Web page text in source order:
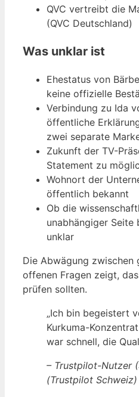
QVC vertreibt die
(QVC Deutschland)
Was unklar ist
Ehestatus von
keine offizielle
Verbindung zu Ida
öffentliche
zwei separate
Zukunft der TV-
Statement zu
Wohnort der
öffentlich bekannt
Ob die
unabhängiger
unklar
Die Abwägung zwischen
offenen Fragen zeigt,
prüfen sollten.
„Ich bin begeistert
Kurkuma-
war schnell, die
– Trustpilot-Nutzer
(Trustpilot Schweiz)